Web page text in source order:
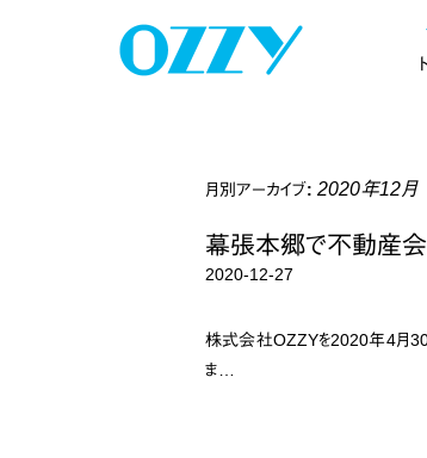
ッ
月別アーカイブ: 2020年12月
幕張本郷で不動産
2020-12-27
株式会社OZZYを2020年4月30
ま…